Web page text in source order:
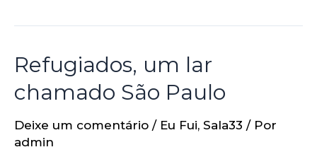
Refugiados, um lar
chamado São Paulo
Deixe um comentário / Eu Fui, Sala33 / Por
admin